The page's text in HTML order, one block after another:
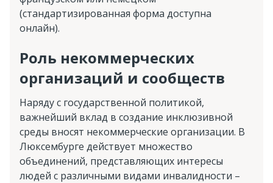
(стандартизированная форма доступна
онлайн).
Роль некоммерческих
организаций и сообществ
Наряду с государственной политикой,
важнейший вклад в создание инклюзивной
среды вносят некоммерческие организации. В
Люксембурге действует множество
объединений, представляющих интересы
людей с различными видами инвалидности –